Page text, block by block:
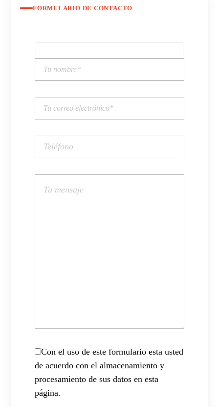
FORMULARIO DE CONTACTO
Con el uso de este formulario esta usted
de acuerdo con el almacenamiento y
procesamiento de sus datos en esta
página.